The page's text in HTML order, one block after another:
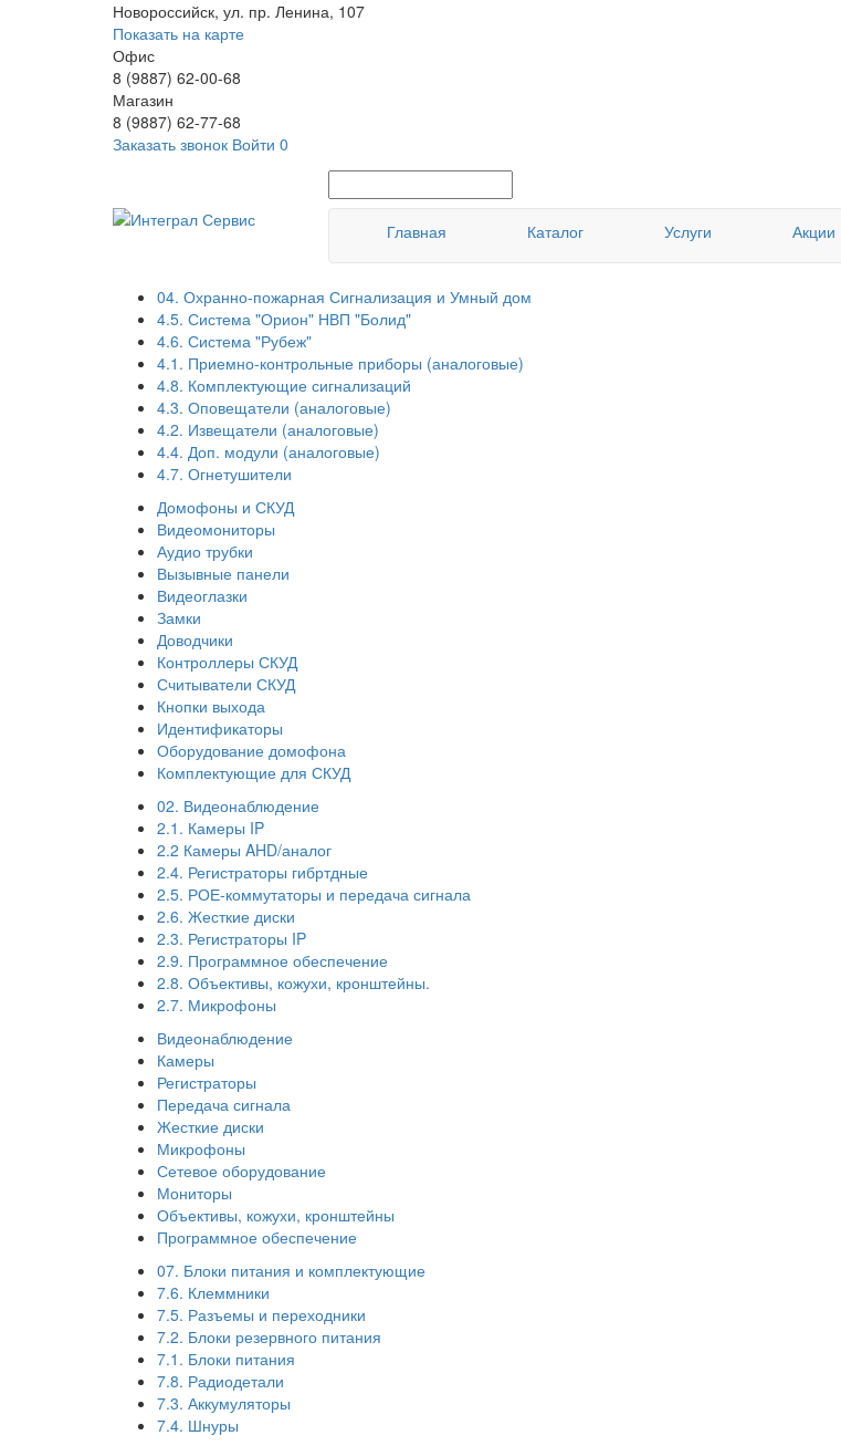
Новороссийск, ул. пр. Ленина, 107
Показать на карте
Офис
8 (9887) 62-00-68
Магазин
8 (9887) 62-77-68
Заказать звонок Войти 0
Главная
Каталог Услуги Акции
04. Охранно-пожарная Сигнализация и Умный дом
4.5. Система "Орион" НВП "Болид"
4.6. Система "Рубеж"
4.1. Приемно-контрольные приборы (аналоговые)
4.8. Комплектующие сигнализаций
4.3. Оповещатели (аналоговые)
4.2. Извещатели (аналоговые)
4.4. Доп. модули (аналоговые)
4.7. Огнетушители
Домофоны и СКУД
Видеомониторы
Аудио трубки
Вызывные панели
Видеоглазки
Замки
Доводчики
Контроллеры СКУД
Считыватели СКУД
Кнопки выхода
Идентификаторы
Оборудование домофона
Комплектующие для СКУД
02. Видеонаблюдение
2.1. Камеры IP
2.2 Камеры AHD/аналог
2.4. Регистраторы гибртдные
2.5. РОЕ-коммутаторы и передача сигнала
2.6. Жесткие диски
2.3. Регистраторы IP
2.9. Программное обеспечение
2.8. Объективы, кожухи, кронштейны.
2.7. Микрофоны
Видеонаблюдение
Камеры
Регистраторы
Передача сигнала
Жесткие диски
Микрофоны
Сетевое оборудование
Мониторы
Объективы, кожухи, кронштейны
Программное обеспечение
07. Блоки питания и комплектующие
7.6. Клеммники
7.5. Разъемы и переходники
7.2. Блоки резервного питания
7.1. Блоки питания
7.8. Радиодетали
7.3. Аккумуляторы
7.4. Шнуры